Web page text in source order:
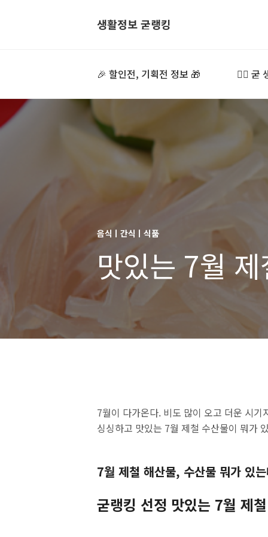
생활정보 굳랭킹
🎉 할인전, 기획전 정보 🎁 👍🏻 굳
음식ㅣ간식ㅣ식품
맛있는 7월
7월이 다가온다. 비도 많이 오고 더운 시
싱싱하고 맛있는 7월 제철 수산물이 뭐가
7월 제철 해산물, 수산물 뭐가 있
굳랭킹 선정 맛있는 7월 제